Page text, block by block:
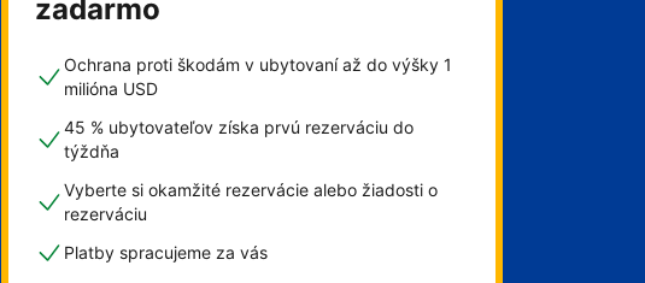
zadarmo
Ochrana proti škodám v ubytovaní až do výšky 1
milióna USD
45 % ubytovateľov získa prvú rezerváciu do
týždňa
Vyberte si okamžité rezervácie alebo žiadosti o
rezerváciu
Platby spracujeme za vás